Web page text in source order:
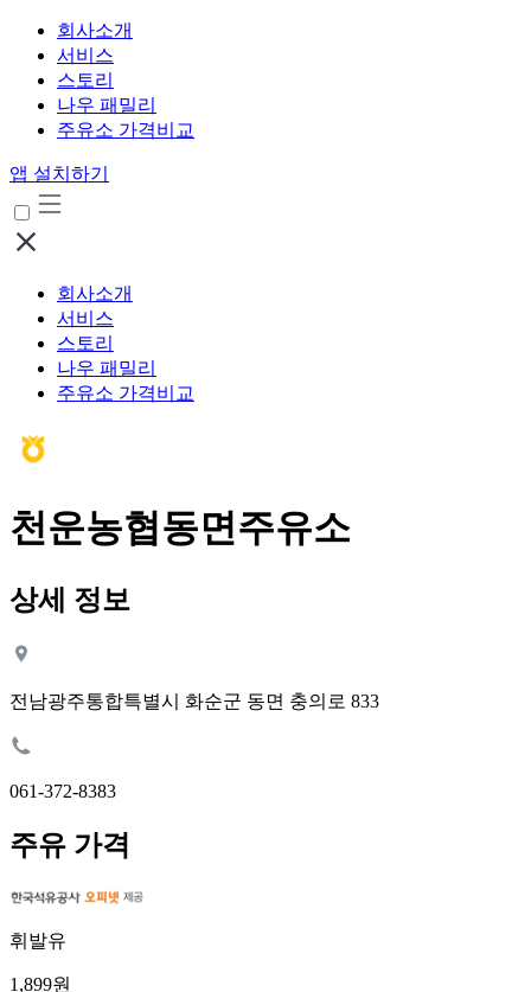
회사소개
서비스
스토리
나우 패밀리
주유소 가격비교
앱 설치하기
회사소개
서비스
스토리
나우 패밀리
주유소 가격비교
천운농협동면주유소
상세 정보
전남광주통합특별시 화순군 동면 충의로 833
061-372-8383
주유 가격
휘발유
1,899원